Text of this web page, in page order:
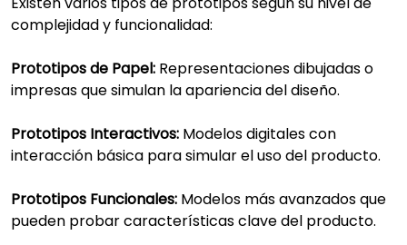
complejidad y funcionalidad:
Prototipos de Papel: Representaciones dibujadas o
impresas que simulan la apariencia del diseño.
Prototipos Interactivos: Modelos digitales con
interacción básica para simular el uso del producto.
Prototipos Funcionales: Modelos más avanzados que
pueden probar características clave del producto.